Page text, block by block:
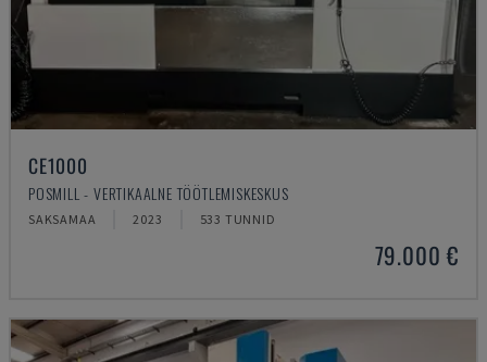
CE1000
POSMILL - VERTIKAALNE TÖÖTLEMISKESKUS
SAKSAMAA 2023 533 TUNNID
79.000 €